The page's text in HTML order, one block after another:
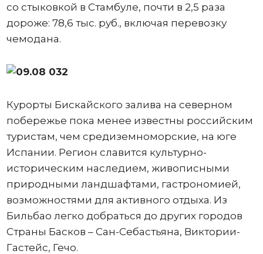
со стыковкой в Стамбуле, почти в 2,5 раза
дороже: 78,6 тыс. руб., включая перевозку
чемодана.
Курорты Бискайского залива на северном
побережье пока менее известны российским
туристам, чем средиземноморские, на юге
Испании. Регион славится культурно-
историческим наследием, живописными
природными ландшафтами, гастрономией,
возможностями для активного отдыха. Из
Бильбао легко добраться до других городов
Страны Басков – Сан-Себастьяна, Виктории-
Гастейс, Гечо.